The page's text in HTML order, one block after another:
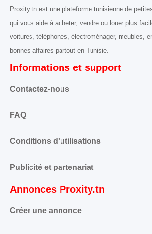
Proxity.tn est une plateforme tunisienne de
qui vous aide à acheter, vendre ou louer plus
voitures, téléphones, électroménager, meubles,
bonnes affaires partout en Tunisie.
Informations et support
Contactez-nous
FAQ
Conditions d'utilisations
Publicité et partenariat
Annonces Proxity.tn
Créer une annonce